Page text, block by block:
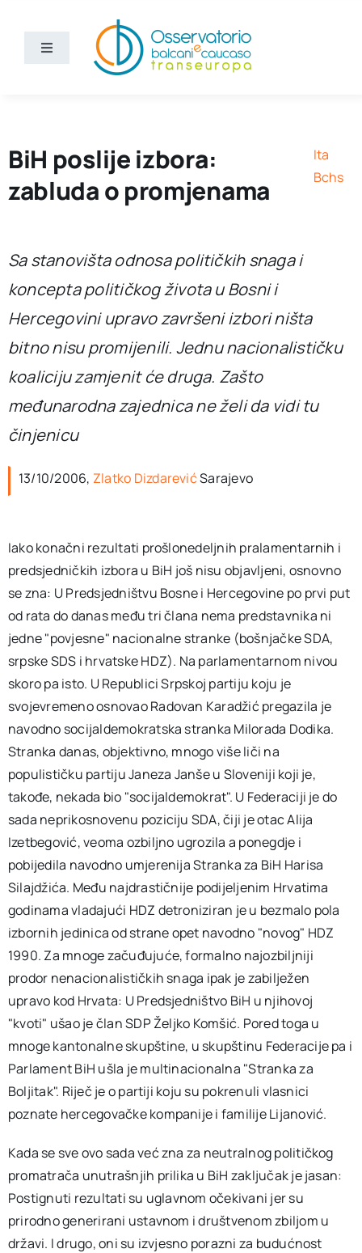
contentToggle
Navigation
Bchs
BiH poslije izbora:
zabluda o promjenama
Ita
Bchs
Sa stanovišta odnosa političkih snaga i
koncepta političkog života u Bosni i
Hercegovini upravo završeni izbori ništa
bitno nisu promijenili. Jednu nacionalističku
koaliciju zamjenit će druga. Zašto
međunarodna zajednica ne želi da vidi tu
činjenicu
13/10/2006, Zlatko DizdarevićSarajevo
Iako konačni rezultati prošlonedeljnih pralamentarnih i
predsjedničkih izbora u BiH još nisu objavljeni, osnovno
se zna: U Predsjedništvu Bosne i Hercegovine po prvi put
od rata do danas među tri člana nema predstavnika ni
jedne "povjesne" nacionalne stranke (bošnjačke SDA,
srpske SDS i hrvatske HDZ). Na parlamentarnom nivou
skoro pa isto. U Republici Srpskoj partiju koju je
svojevremeno osnovao Radovan Karadžić pregazila je
navodno socijaldemokratska stranka Milorada Dodika.
Stranka danas, objektivno, mnogo više liči na
populističku partiju Janeza Janše u Sloveniji koji je,
takođe, nekada bio "socijaldemokrat". U Federaciji je do
sada neprikosnovenu poziciju SDA, čiji je otac Alija
Izetbegović, veoma ozbiljno ugrozila a ponegdje i
pobijedila navodno umjerenija Stranka za BiH Harisa
Silajdžića. Među najdrastičnije podijeljenim Hrvatima
godinama vladajući HDZ detroniziran je u bezmalo pola
izbornih jedinica od strane opet navodno "novog" HDZ
1990. Za mnoge začuđujuće, formalno najozbiljniji
prodor nenacionalističkih snaga ipak je zabilježen
upravo kod Hrvata: U Predsjedništvo BiH u njihovoj
"kvoti" ušao je član SDP Željko Komšić. Pored toga u
mnoge kantonalne skupštine, u skupštinu Federacije pa i
Parlament BiH ušla je multinacionalna "Stranka za
Boljitak". Riječ je o partiji koju su pokrenuli vlasnici
poznate hercegovačke kompanije i familije Lijanović.
Kada se sve ovo sada već zna za neutralnog političkog
promatrača unutrašnjih prilika u BiH zaključak je jasan:
Postignuti rezultati su uglavnom očekivani jer su
prirodno generirani ustavnom i društvenom zbiljom u
državi. I drugo, oni su izvjesno porazni za budućnost